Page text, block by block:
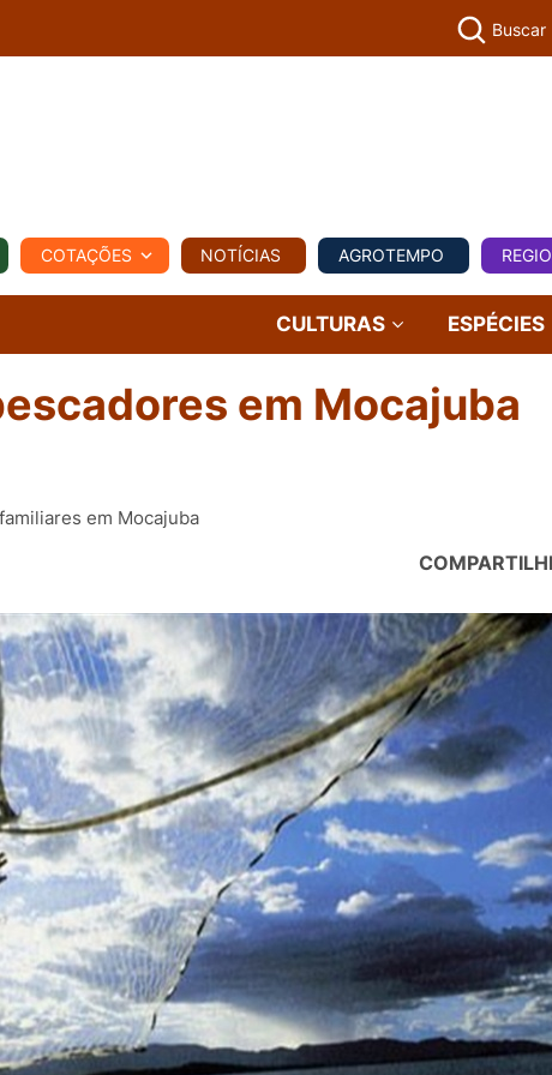
REGIONAL COMERCIAL AGROVIAGENS
Buscar
COTAÇÕES NOTÍCIAS AGROTEMPO
CULTURAS ESPÉCIES
em Mocajuba
em Mocajuba